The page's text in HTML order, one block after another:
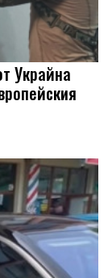
Украйна